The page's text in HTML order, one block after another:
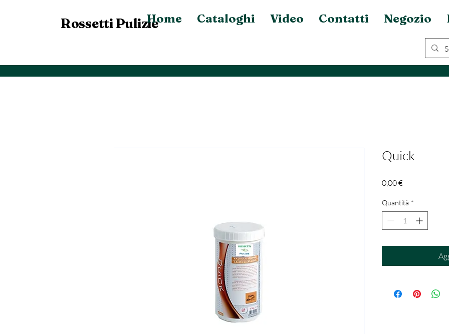
Rossetti PulizieHome Cataloghi Video Contatti Negozio
Quick
0,00 €Prezzo
Quantità *